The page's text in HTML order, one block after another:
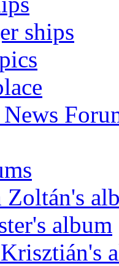
ships
Zoltán's
album